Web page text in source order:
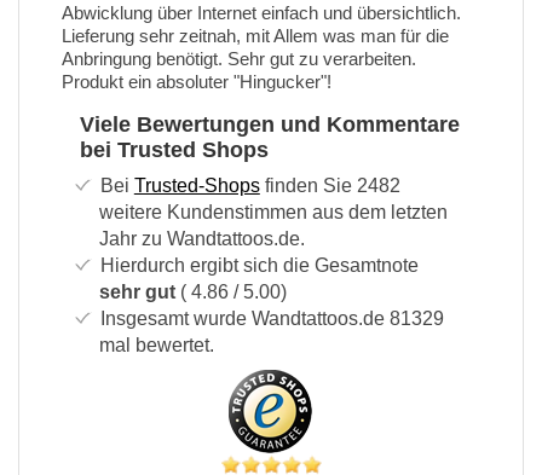
Abwicklung über Internet einfach und übersichtlich.
Lieferung sehr zeitnah, mit Allem was man für die
Anbringung benötigt. Sehr gut zu verarbeiten.
Produkt ein absoluter "Hingucker"!
Viele Bewertungen und Kommentare
bei Trusted Shops
Bei Trusted-Shopsfinden Sie 2482
weitere Kundenstimmen aus dem letzten
Jahr zu Wandtattoos.de.
Hierdurch ergibt sich die Gesamtnote
sehr gut ( 4.86 / 5.00)
Insgesamt wurde Wandtattoos.de 81329
mal bewertet.